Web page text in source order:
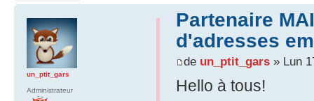
Partenaire
d'adresses
de un_ptit_gars» Lun
Hello à tous!
un_ptit_gars
Administrateur